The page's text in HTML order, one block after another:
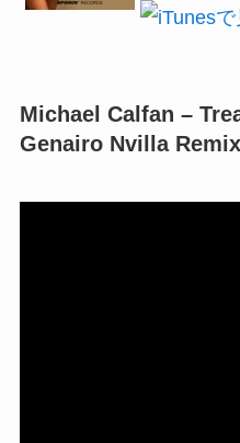
Michael Calfan –
Genairo Nvilla